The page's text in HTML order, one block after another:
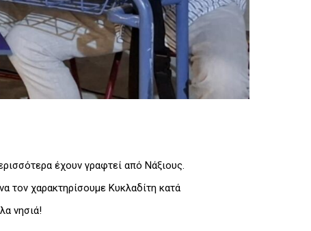
έχουν γραφτεί από Νάξιους.
τον χαρακτηρίσουμε Κυκλαδίτη κατά
νησιά!